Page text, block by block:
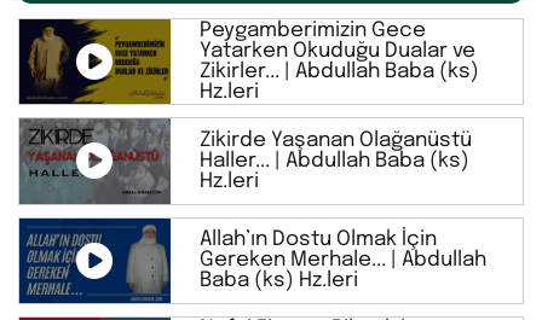
Peygamberimizin Gece
Yatarken Okuduğu Dualar ve
Zikirler... | Abdullah Baba (ks)
Hz.leri
Zikirde Yaşanan Olağanüstü
Haller... | Abdullah Baba (ks)
Hz.leri
Allah’ın Dostu Olmak İçin
Gereken Merhale... | Abdullah
Baba (ks) Hz.leri